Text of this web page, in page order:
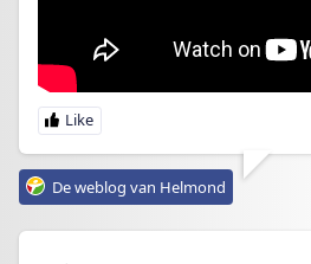
De weblog van Helmond